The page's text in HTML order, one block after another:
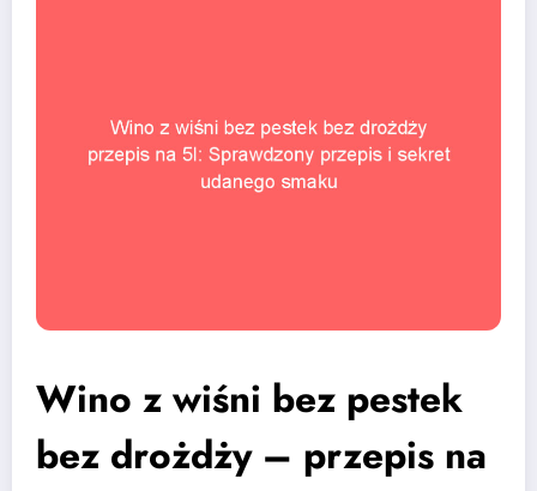
Wino z wiśni bez pestek
bez drożdży – przepis na